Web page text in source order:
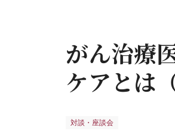
がん治療
ケアとは
対談・座談会